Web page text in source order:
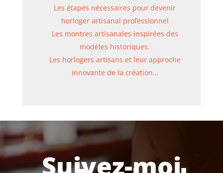
Les étapes nécessaires pour devenir
horloger artisanal professionnel
Les montres artisanales inspirées des
modèles historiques.
Les horlogers artisans et leur approche
innovante de la création…
Suivez-moi